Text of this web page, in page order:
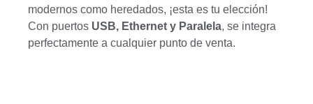
modernos como heredados, ¡esta es tu elección!
Con puertos USB, Ethernet y Paralela, se integra
perfectamente a cualquier punto de venta.